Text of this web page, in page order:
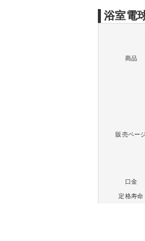
浴室電
商品
販売ページ
口金
定格寿命